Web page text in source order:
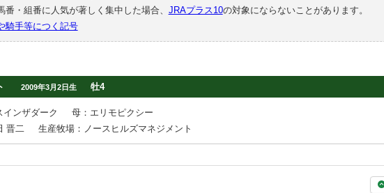
番・組番に人気が著しく集中した場合、 JRAプラス10の対象にならないことがあります。
騎手等につく記号
2009年3月2日生 牡4
インザダーク
母：エリモピクシー
晋二
生産牧場：ノースヒルズマネジメント